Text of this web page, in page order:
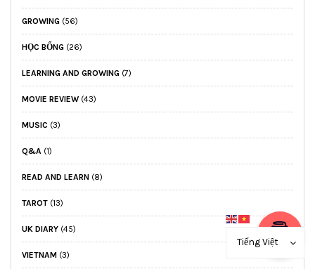
GROWING (56)
HỌC BỔNG (26)
LEARNING AND GROWING (7)
MOVIE REVIEW (43)
MUSIC (3)
Q&A (1)
READ AND LEARN (8)
TAROT (13)
UK DIARY (45)
VIETNAM (3)
Tiếng Việt